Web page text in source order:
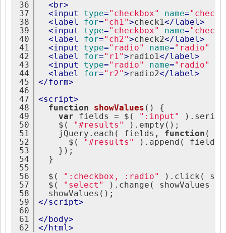
36
37
38
39
40
41
42
43
44
45
46
47
48
49
50
51
52
53
54
55
56
57
58
59
60
61
62
<br>
<input type="checkbox" name="check"
<label for="ch1">check1</label>
<input type="checkbox" name="check"
<label for="ch2">check2</label>
<input type="radio" name="radio"
<label for="r1">radio1</label>
<input type="radio" name="radio"
<label for="r2">radio2</label>
</form>
<script>
function
showValues ()
{
var fields = $( ":input"
    $(
"#results"
).empty();
    jQuery.each( fields,
function ( i,
      $(
"#results"
).append(
    });
  }
  $(
":checkbox, :radio"
).click(
  $(
"select"
).change( showValues );
  showValues();
</script>
</body>
</html>